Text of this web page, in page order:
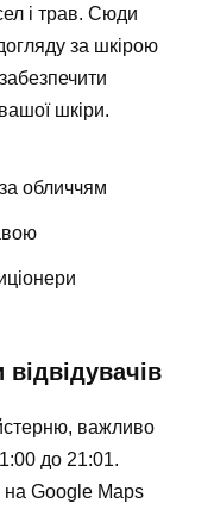
і трав. Сюди
за шкірою
шкіри.
обличчям
важливо
до 21:01.
на Google Maps